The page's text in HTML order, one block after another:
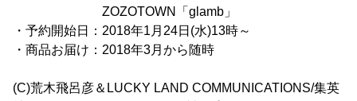
ZOZOTOWN「glamb」
・予約開始日：2018年1月24日(水)13時～
・商品お届け：2018年3月から随時
(C)荒木飛呂彦＆LUCKY LAND COMMUNICATIONS/集英